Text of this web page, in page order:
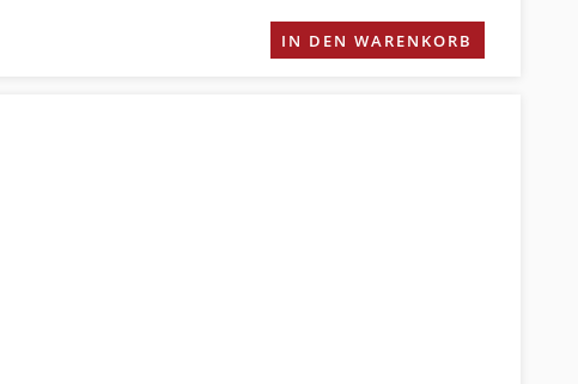
IN DEN WARENKORB